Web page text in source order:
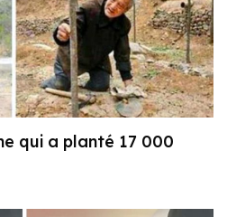
qui a planté 17 000